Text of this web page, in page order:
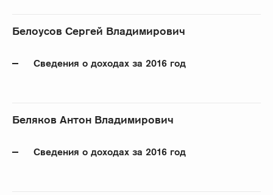
Белоусов Сергей Владимирович
Сведения о доходах за 2016 год
Беляков Антон Владимирович
Сведения о доходах за 2016 год